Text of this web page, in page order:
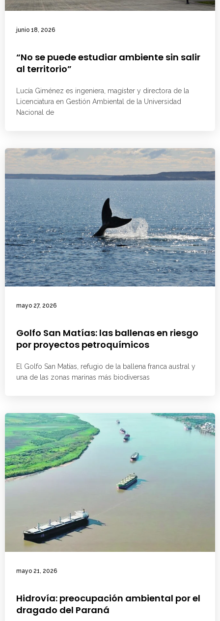
junio 18, 2026
“No se puede estudiar ambiente sin salir
al territorio”
Lucía Giménez es ingeniera, magíster y directora de la
Licenciatura en Gestión Ambiental de la Universidad
Nacional de
mayo 27, 2026
Golfo San Matías: las ballenas en riesgo
por proyectos petroquímicos
El Golfo San Matías, refugio de la ballena franca austral y
una de las zonas marinas más biodiversas
mayo 21, 2026
Hidrovía: preocupación ambiental por el
dragado del Paraná